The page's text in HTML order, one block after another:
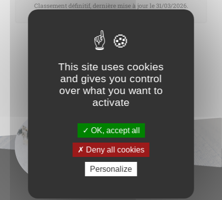
Classement définitif, dernière mise à jour le 31/03/2026.
This site uses cookies
and gives you control
over what you want to
activate
OK, accept all
Deny all cookies
Personalize